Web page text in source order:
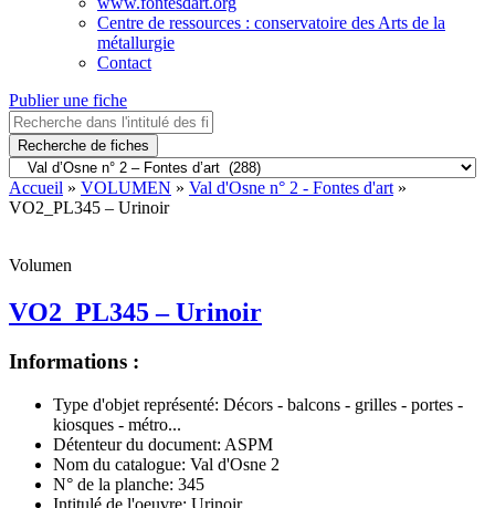
Centre de ressources : conservatoire des Arts de la
métallurgie
Contact
Publier une fiche
Recherche de fiches
Accueil » VOLUMEN » Val d'Osne n° 2 - Fontes d'art »
VO2_PL345 – Urinoir
Volumen
VO2_PL345 – Urinoir
Informations :
Type d'objet représenté: Décors - balcons - grilles - portes -
kiosques - métro...
Détenteur du document: ASPM
Nom du catalogue: Val d'Osne 2
N° de la planche: 345
Intitulé de l'oeuvre: Urinoir